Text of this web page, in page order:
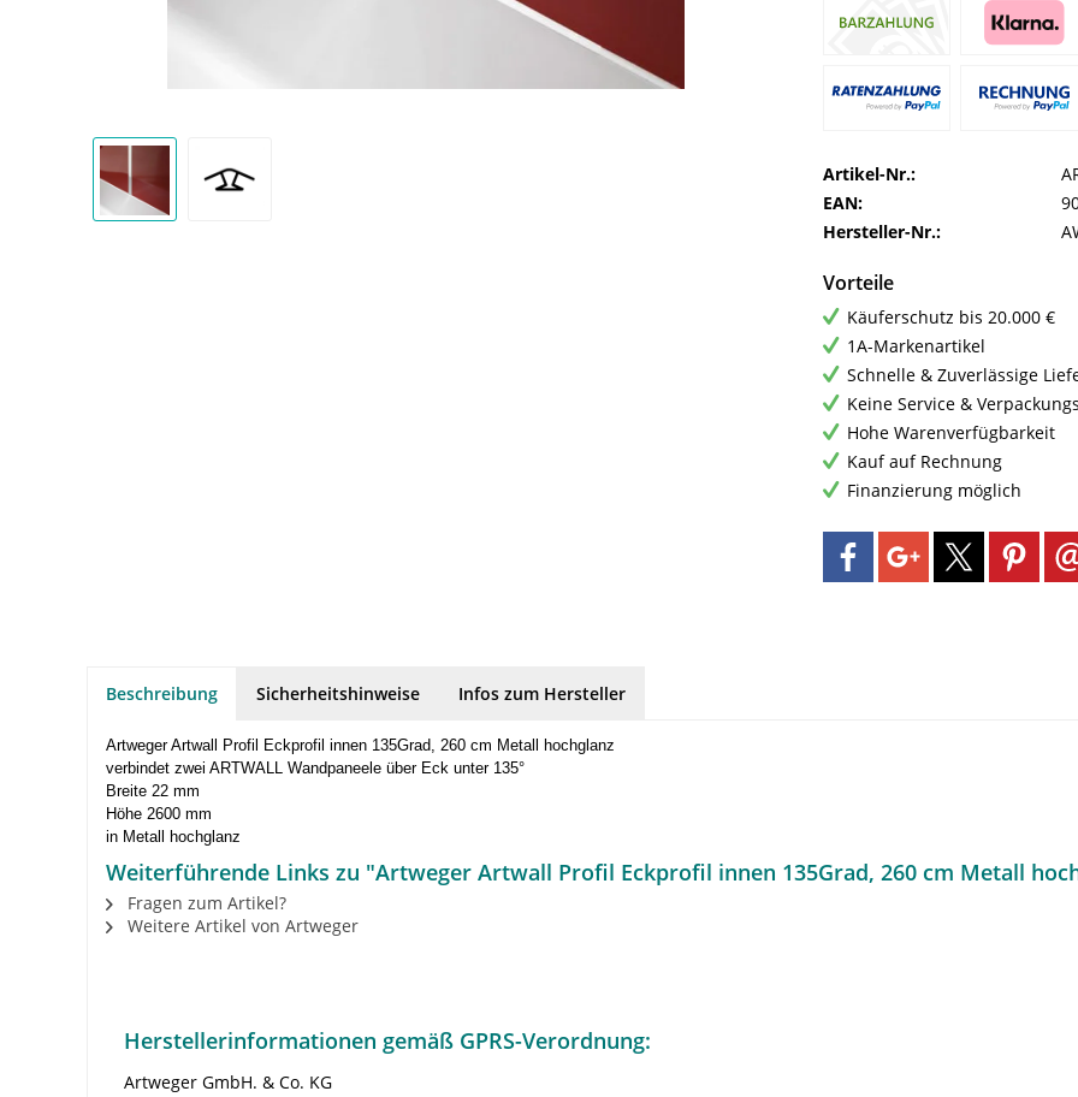
Artikel-Nr.:
EAN:
Hersteller-Nr.:
Vorteile
Käuferschutz bis 20.000 €
1A-Markenartikel
Schnelle & Zuverlässige
Keine Service &
Hohe Warenverfügbarkeit
Kauf auf Rechnung
Finanzierung möglich
Beschreibung Sicherheitshinweise Infos zum Hersteller
Artweger Artwall Profil Eckprofil innen 135Grad, 260 cm Metall hochglanz
verbindet zwei ARTWALL Wandpaneele über Eck unter 135°
Breite 22 mm
Höhe 2600 mm
in Metall hochglanz
Weiterführende Links zu "Artweger Artwall Profil Eckprofil innen 135Grad, 260 cm Metall
Fragen zum Artikel?
Weitere Artikel von Artweger
Herstellerinformationen gemäß GPRS-Verordnung:
Artweger GmbH. & Co. KG